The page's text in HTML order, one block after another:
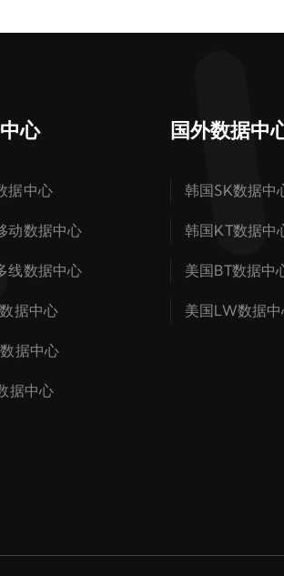
心
据中心
动数据中心
线数据中心
据中心
据中心
据中心
国外数据中
韩国SK数据中
韩国KT数据中
美国BT数据中
美国LW数据